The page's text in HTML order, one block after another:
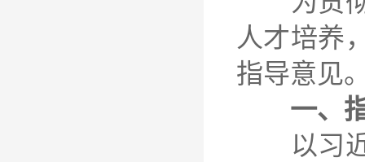
人才培养
指导意见
一、
以习近